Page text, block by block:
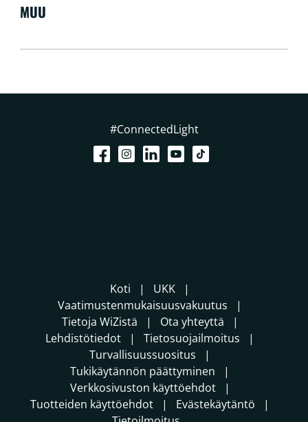
MUU
#ConnectedLight
Koti
UKK
Vaatimustenmukaisuusvakuutus
Tietoja WiZistä
Ota yhteyttä
Lehdistötiedot
Tietosuojailmoitus
Turvallisuussuositus
Tukikäytännön päättyminen
Verkkosivuston käyttöehdot
Tuotteiden käyttöehdot
Evästekäytäntö